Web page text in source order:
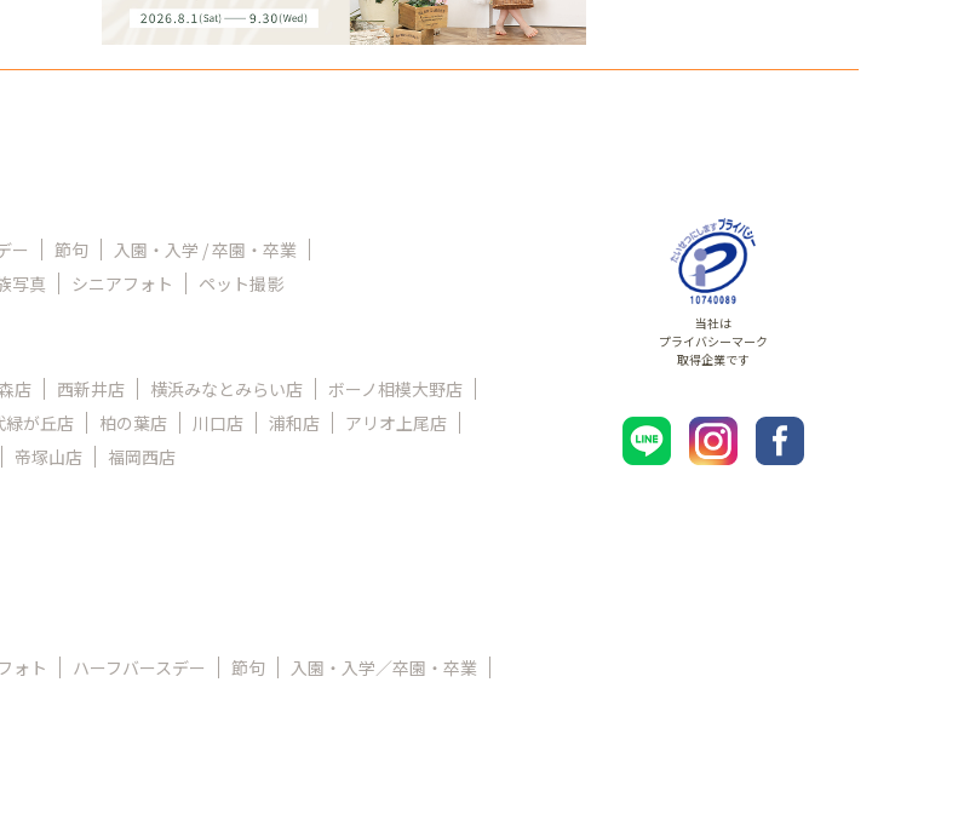
ー 節句
入園・入学 / 卒園・卒業
写真 シニアフォト ペット撮影
店 西新井店 横浜みなとみらい店
ボーノ相模大野店
緑が丘店 柏の葉店 川口店 浦和店
アリオ上尾店
帝塚山店 福岡西店
ォト ハーフバースデー 節句
入園・入学／卒園・卒業
当社は
プライバシーマーク
取得企業です